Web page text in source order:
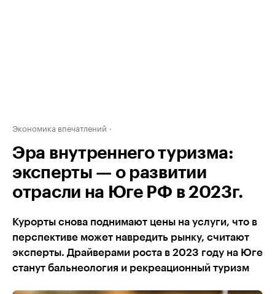
Экономика впечатлений
Эра внутреннего туризма:
эксперты — о развитии
отрасли на Юге РФ в 2023г.
Курорты снова поднимают цены на услуги, что в
перспективе может навредить рынку, считают
эксперты. Драйверами роста в 2023 году на Юге
станут бальнеология и рекреационный туризм